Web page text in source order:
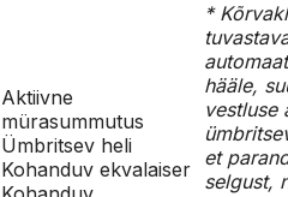
Aktiivne
mürasummutus
Ümbritsev heli
Kohanduv ekvalaiser
*
hääle,
vestluse
et
selgust,